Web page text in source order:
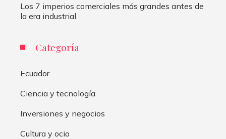
Los 7 imperios comerciales más grandes antes de
la era industrial
Categoría
Ecuador
Ciencia y tecnología
Inversiones y negocios
Cultura y ocio